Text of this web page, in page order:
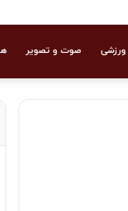
ورزشی صوت و تصویر